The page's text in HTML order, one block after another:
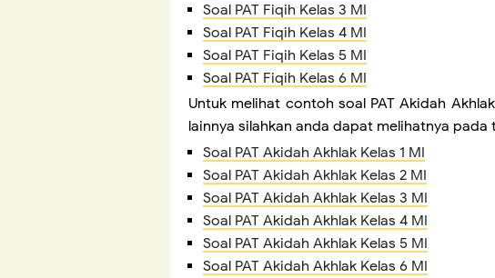
Soal PAT Fiqih Kelas 3 MI
Soal PAT Fiqih Kelas 4 MI
Soal PAT Fiqih Kelas 5 MI
Soal PAT Fiqih Kelas 6 MI
Untuk melihat contoh soal PAT Akidah
lainnya silahkan anda dapat melihatnya
Soal PAT Akidah Akhlak Kelas 1 MI
Soal PAT Akidah Akhlak Kelas 2 MI
Soal PAT Akidah Akhlak Kelas 3 MI
Soal PAT Akidah Akhlak Kelas 4 MI
Soal PAT Akidah Akhlak Kelas 5 MI
Soal PAT Akidah Akhlak Kelas 6 MI